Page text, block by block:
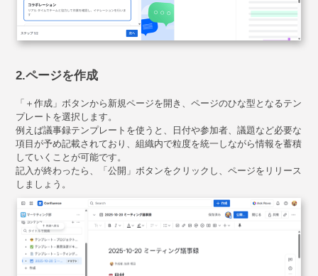
2.ページを作成
「＋作成」ボタンから新規ページを開き、ページのひな型となるテン
プレートを選択します。
例えば議事録テンプレートを使うと、日付や参加者、議題など必要な
項目が予め記載されており、組織内で粒度を統一しながら情報を蓄積
していくことが可能です。
記入が終わったら、「公開」ボタンをクリックし、ページをリリース
しましょう。